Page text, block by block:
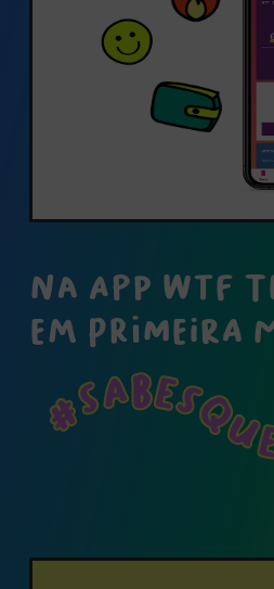
NA APP WTF
EM PRIMEIRA